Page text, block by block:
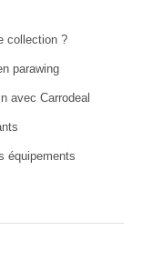
collection ?
parawing
avec Carrodeal
équipements